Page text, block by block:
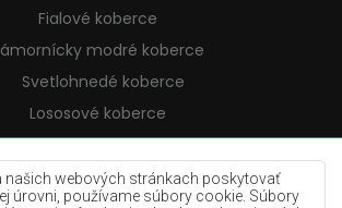
našich webových stránkach poskytovať
úrovni, používame súbory cookie. Súbory
Fialové koberce
modré koberce
Svetlohnedé koberce
Lososové koberce
Krémové koberce
Lilac koberce